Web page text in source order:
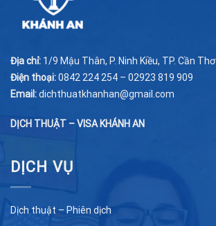
Địa chỉ: 1/9 Mậu Thân, P. Ninh Kiều, TP. Cần Thơ
Điện thoại:0842 224 254 – 02923 819 909
Email:dichthuatkhanhan@gmail.com
DỊCH THUẬT – VISA KHÁNH AN
DỊCH VỤ
Dịch thuật – Phiên dịch